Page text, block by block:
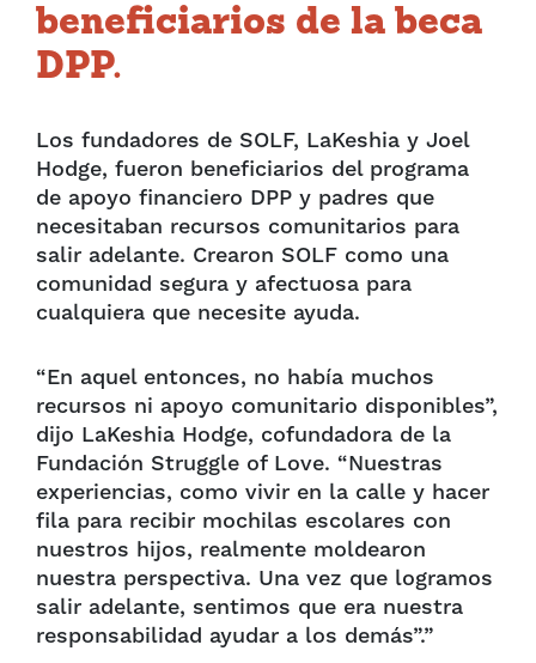
beneficiarios de la beca
DPP.
Los fundadores de SOLF, LaKeshia y Joel
Hodge, fueron beneficiarios del programa
de apoyo financiero DPP y padres que
necesitaban recursos comunitarios para
salir adelante. Crearon SOLF como una
comunidad segura y afectuosa para
cualquiera que necesite ayuda.
“En aquel entonces, no había muchos
recursos ni apoyo comunitario disponibles”,
dijo LaKeshia Hodge, cofundadora de la
Fundación Struggle of Love. “Nuestras
experiencias, como vivir en la calle y hacer
fila para recibir mochilas escolares con
nuestros hijos, realmente moldearon
nuestra perspectiva. Una vez que logramos
salir adelante, sentimos que era nuestra
responsabilidad ayudar a los demás”.”